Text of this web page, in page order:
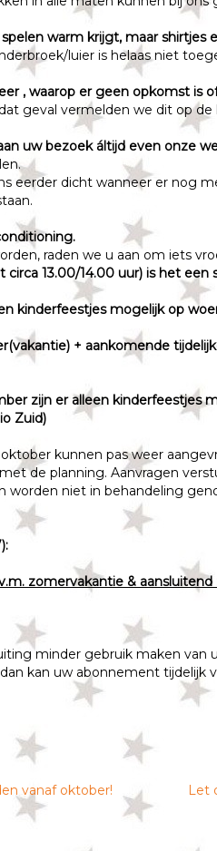
warm krijgt, maar shirtjes
luier is helaas niet
, waarop er geen opkomst is
geval vermelden we dit op
uw bezoek áltijd even onze
eerder dicht wanneer er nog
raden we u aan om iets
13.00/14.00 uur) is het een
kinderfeestjes mogelijk op
+ aankomende
zijn er alleen kinderfeestjes
Zuid)
kunnen pas weer
de planning. Aanvragen
worden niet in behandeling
zomervakantie &
minder gebruik maken
kan uw abonnement tijdelijk
vanaf oktober!
Let